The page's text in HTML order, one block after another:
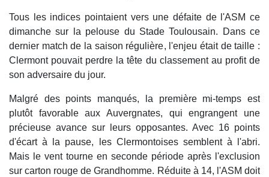
Tous les indices pointaient vers une défaite de l'ASM ce
dimanche sur la pelouse du Stade Toulousain. Dans ce
dernier match de la saison régulière, l'enjeu était de taille :
Clermont pouvait perdre la tête du classement au profit de
son adversaire du jour.
Malgré des points manqués, la première mi-temps est
plutôt favorable aux Auvergnates, qui engrangent une
précieuse avance sur leurs opposantes. Avec 16 points
d'écart à la pause, les Clermontoises semblent à l'abri.
Mais le vent tourne en seconde période après l'exclusion
sur carton rouge de Grandhomme. Réduite à 14, l'ASM doit